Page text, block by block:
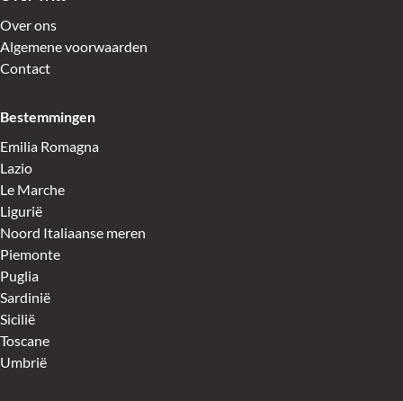
Over ons
Algemene voorwaarden
Contact
Bestemmingen
Emilia Romagna
Lazio
Le Marche
Ligurië
Noord Italiaanse meren
Piemonte
Puglia
Sardinië
Sicilië
Toscane
Umbrië